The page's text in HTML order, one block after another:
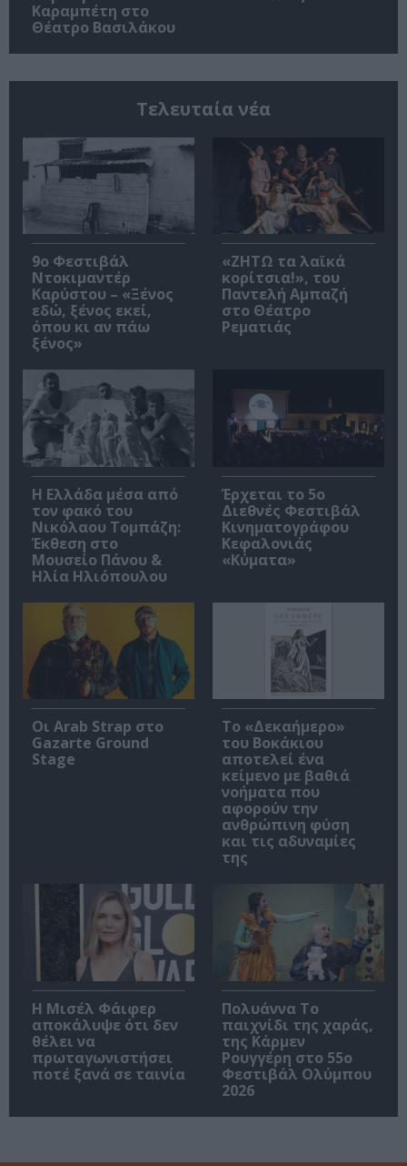
Καραμπέτη στο
Θέατρο Βασιλάκου
Τελευταία νέα
9ο Φεστιβάλ
Ντοκιμαντέρ
Καρύστου – «Ξένος
εδώ, ξένος εκεί,
όπου κι αν πάω
ξένος»
«ΖΗΤΩ τα λαϊκά
κορίτσια!», του
Παντελή Αμπαζή
στο Θέατρο
Ρεματιάς
Η Ελλάδα μέσα από
τον φακό του
Νικόλαου Τομπάζη:
Έκθεση στο
Μουσείο Πάνου &
Ηλία Ηλιόπουλου
Έρχεται το 5ο
Διεθνές Φεστιβάλ
Κινηματογράφου
Κεφαλονιάς
«Κύματα»
Οι Arab Strap στο
Gazarte Ground
Stage
Το «Δεκαήμερο»
του Βοκάκιου
αποτελεί ένα
κείμενο με βαθιά
νοήματα που
αφορούν την
ανθρώπινη φύση
και τις αδυναμίες
της
Η Μισέλ Φάιφερ
αποκάλυψε ότι δεν
θέλει να
πρωταγωνιστήσει
ποτέ ξανά σε ταινία
Πολυάννα Το
παιχνίδι της χαράς,
της Κάρμεν
Ρουγγέρη στο 55ο
Φεστιβάλ Ολύμπου
2026